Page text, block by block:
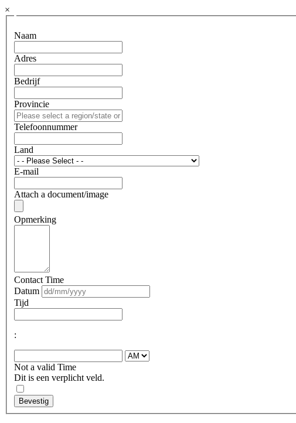
×
Naam
Adres
Bedrijf
Provincie
Telefoonnummer
Land
E-mail
Attach a document/image
Opmerking
Contact Time
Datum
Tijd
:
Not a valid Time
Dit is een verplicht veld.
Bevestig